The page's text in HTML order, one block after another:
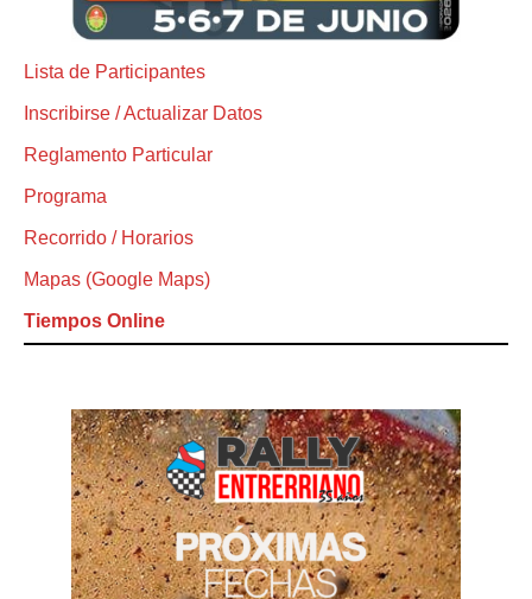
Lista de Participantes
Inscribirse / Actualizar Datos
Reglamento Particular
Programa
Recorrido / Horarios
Mapas (Google Maps)
Tiempos Online